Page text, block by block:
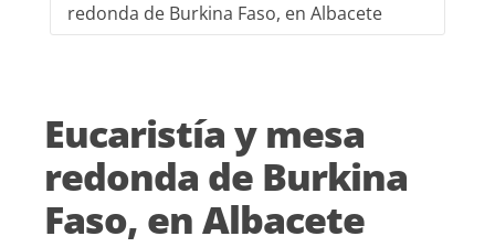
redonda de Burkina Faso, en Albacete
Eucaristía y mesa
redonda de Burkina
Faso, en Albacete